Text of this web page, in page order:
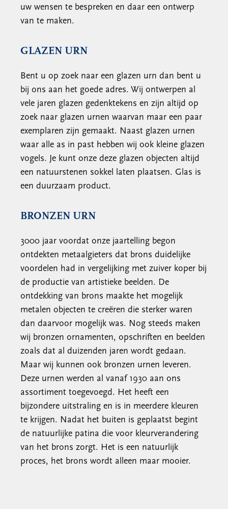
uw wensen te bespreken en daar een ontwerp
van te maken.
GLAZEN URN
Bent u op zoek naar een glazen urn dan bent u
bij ons aan het goede adres. Wij ontwerpen al
vele jaren glazen gedenktekens en zijn altijd op
zoek naar glazen urnen waarvan maar een paar
exemplaren zijn gemaakt. Naast glazen urnen
waar alle as in past hebben wij ook kleine glazen
vogels. Je kunt onze deze glazen objecten altijd
een natuurstenen sokkel laten plaatsen. Glas is
een duurzaam product.
BRONZEN URN
3000 jaar voordat onze jaartelling begon
ontdekten metaalgieters dat brons duidelijke
voordelen had in vergelijking met zuiver koper bij
de productie van artistieke beelden. De
ontdekking van brons maakte het mogelijk
metalen objecten te creëren die sterker waren
dan daarvoor mogelijk was. Nog steeds maken
wij bronzen ornamenten, opschriften en beelden
zoals dat al duizenden jaren wordt gedaan.
Maar wij kunnen ook bronzen urnen leveren.
Deze urnen werden al vanaf 1930 aan ons
assortiment toegevoegd. Het heeft een
bijzondere uitstraling en is in meerdere kleuren
te krijgen. Nadat het buiten is geplaatst begint
de natuurlijke patina die voor kleurverandering
van het brons zorgt. Het is een natuurlijk
proces, het brons wordt alleen maar mooier.